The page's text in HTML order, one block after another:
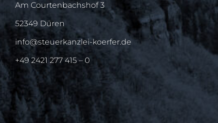
Am Courtenbachshof 3
52349 Düren
info@steuerkanzlei-koerfer.de
+49 2421 277 415 – 0